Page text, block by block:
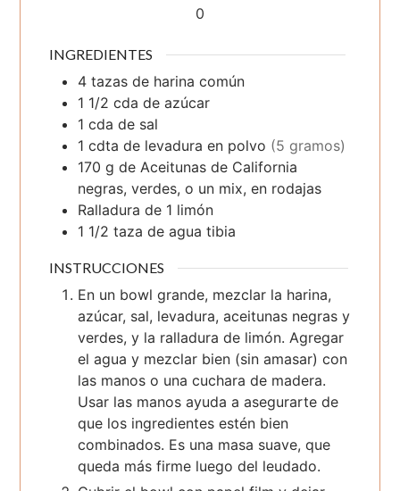
0
INGREDIENTES
4 tazas de harina común
1 1/2 cda de azúcar
1 cda de sal
1 cdta de levadura en polvo (5 gramos)
170 g de Aceitunas de California
negras, verdes, o un mix, en rodajas
Ralladura de 1 limón
1 1/2 taza de agua tibia
INSTRUCCIONES
En un bowl grande, mezclar la harina,
azúcar, sal, levadura, aceitunas negras y
verdes, y la ralladura de limón. Agregar
el agua y mezclar bien (sin amasar) con
las manos o una cuchara de madera.
Usar las manos ayuda a asegurarte de
que los ingredientes estén bien
combinados. Es una masa suave, que
queda más firme luego del leudado.